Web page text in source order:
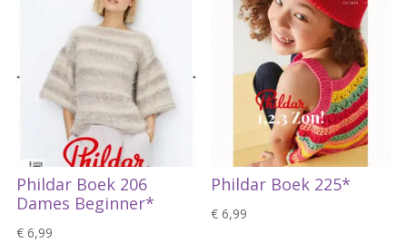
Phildar Boek 206
Dames Beginner*
€6,99
Phildar Boek 225*
€ 6,99